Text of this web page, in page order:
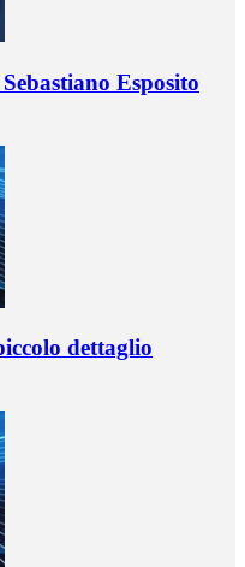
Esposito
dettaglio